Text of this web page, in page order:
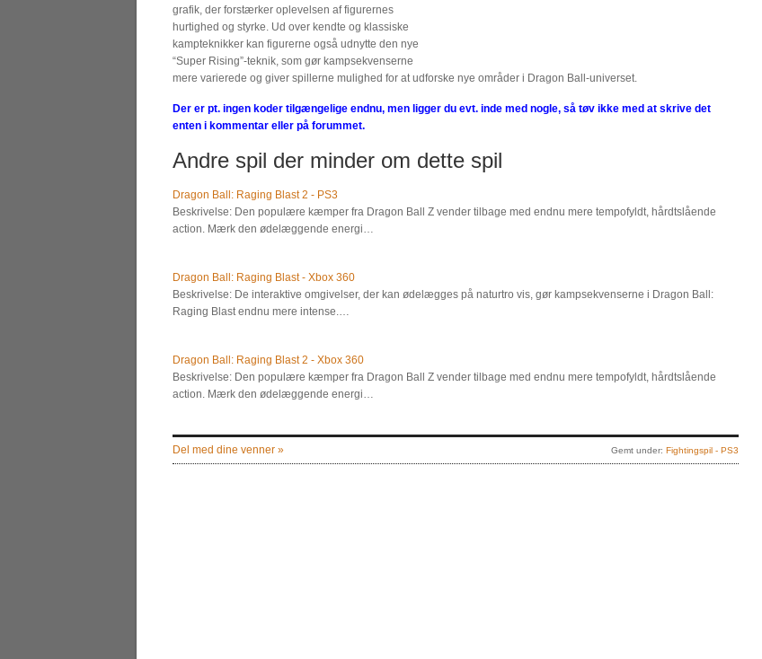
grafik, der forstærker oplevelsen af figurernes
hurtighed og styrke. Ud over kendte og klassiske
kampteknikker kan figurerne også udnytte den nye
“Super Rising”-teknik, som gør kampsekvenserne
mere varierede og giver spillerne mulighed for at udforske nye områder i Dragon Ball-universet.
Der er pt. ingen koder tilgængelige endnu, men ligger du evt. inde med nogle, så tøv ikke med at skrive det
enten i kommentar eller på forummet.
Andre spil der minder om dette spil
Dragon Ball: Raging Blast 2 - PS3
Beskrivelse: Den populære kæmper fra Dragon Ball Z vender tilbage med endnu mere tempofyldt, hårdtslående
action. Mærk den ødelæggende energi…
Dragon Ball: Raging Blast - Xbox 360
Beskrivelse: De interaktive omgivelser, der kan ødelægges på naturtro vis, gør kampsekvenserne i Dragon Ball:
Raging Blast endnu mere intense.…
Dragon Ball: Raging Blast 2 - Xbox 360
Beskrivelse: Den populære kæmper fra Dragon Ball Z vender tilbage med endnu mere tempofyldt, hårdtslående
action. Mærk den ødelæggende energi…
Del med dine venner » Gemt under: Fightingspil - PS3